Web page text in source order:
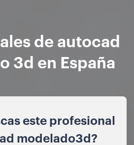
de autocad
3d en España
este profesional
modelado3d?